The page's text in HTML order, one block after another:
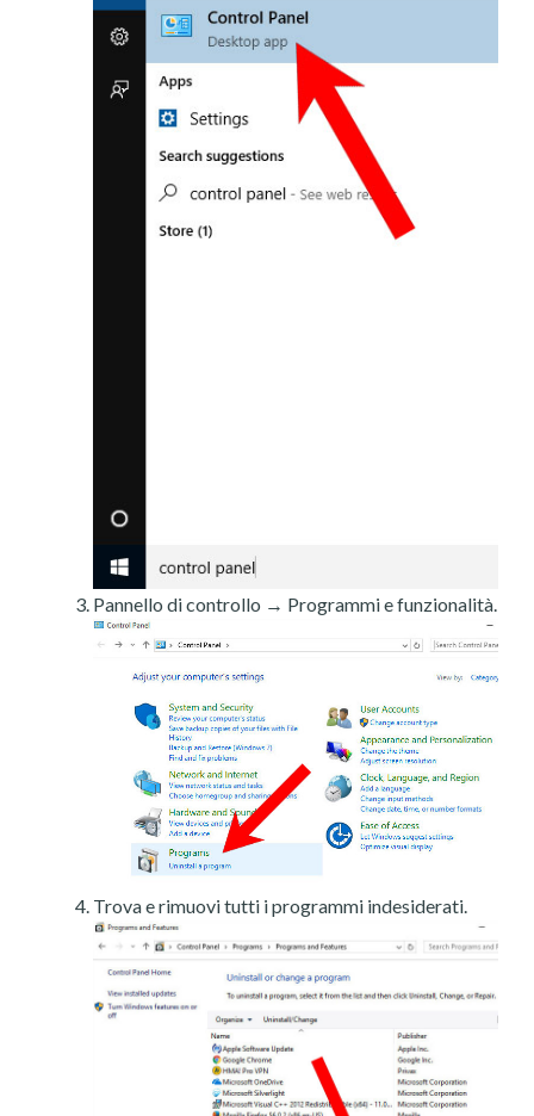
Pannello di controllo → Programmi e funzionalità.
Trova e rimuovi tutti i programmi indesiderati.